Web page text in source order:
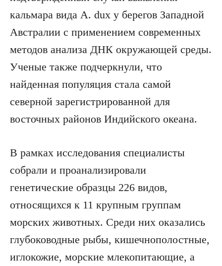
кальмара вида A. dux у берегов Западной
Австралии с применением современных
методов анализа ДНК окружающей среды.
Ученые также подчеркнули, что
найденная популяция стала самой
северной зарегистрированной для
восточных районов Индийского океана.
В рамках исследования специалисты
собрали и проанализировали
генетические образцы 226 видов,
относящихся к 11 крупным группам
морских животных. Среди них оказались
глубоководные рыбы, кишечнополостные,
иглокожие, морские млекопитающие, а